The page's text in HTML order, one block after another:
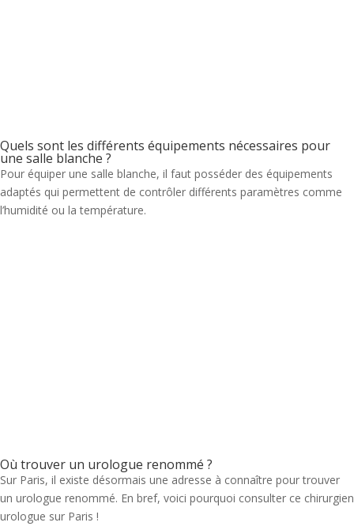
Quels sont les différents équipements nécessaires pour
une salle blanche ?
Pour équiper une salle blanche, il faut posséder des équipements
adaptés qui permettent de contrôler différents paramètres comme
l’humidité ou la température.
Où trouver un urologue renommé ?
Sur Paris, il existe désormais une adresse à connaître pour trouver
un urologue renommé. En bref, voici pourquoi consulter ce chirurgien
urologue sur Paris !